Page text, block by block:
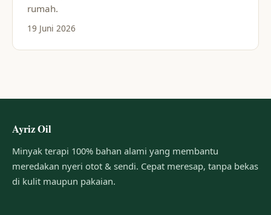
rumah.
19 Juni 2026
Ayriz Oil
Minyak terapi 100% bahan alami yang membantu
meredakan nyeri otot & sendi. Cepat meresap, tanpa bekas
di kulit maupun pakaian.